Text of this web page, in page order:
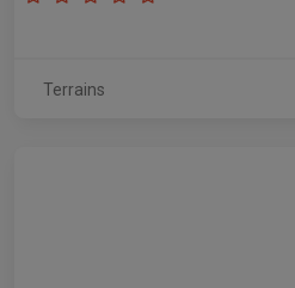
Terrains